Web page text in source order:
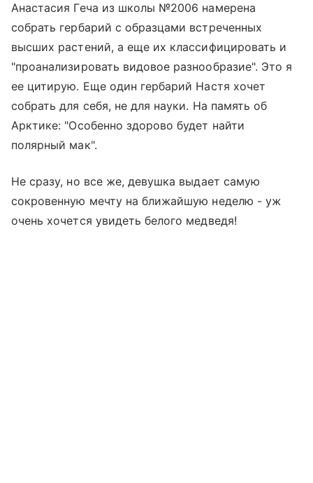
Анастасия Геча из школы №2006 намерена
собрать гербарий с образцами встреченных
высших растений, а еще их классифицировать и
"проанализировать видовое разнообразие". Это я
ее цитирую. Еще один гербарий Настя хочет
собрать для себя, не для науки. На память об
Арктике: "Особенно здорово будет найти
полярный мак".
Не сразу, но все же, девушка выдает самую
сокровенную мечту на ближайшую неделю - уж
очень хочется увидеть белого медведя!